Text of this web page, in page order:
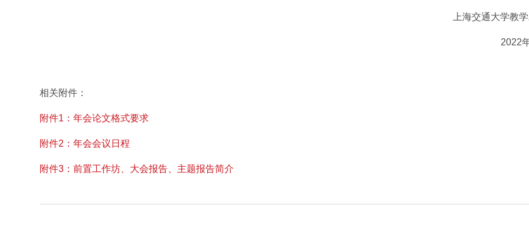
上海交通大学教
2022
相关附件：
附件1：年会论文格式要求
附件2：年会会议日程
附件3：前置工作坊、大会报告、主题报告简介